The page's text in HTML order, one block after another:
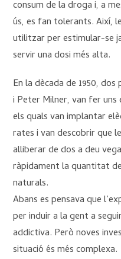
consum de la droga i, a
ús, es fan tolerants. Així,
utilitzar per estimular-se
servir una dosi més alta.
En la dècada de 1950,
i Peter Milner, van fer
els quals van implantar
rates i van descobrir que
alliberar de dos a deu
ràpidament la quantitat
naturals.
Abans es pensava que
per induir a la gent a
addictiva. Però noves
situació és més complexa.